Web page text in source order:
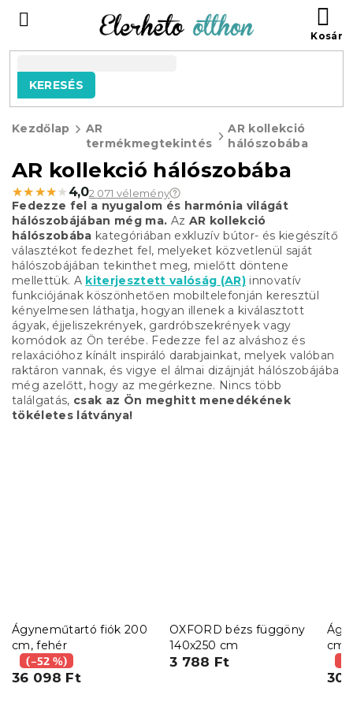
tartalomhoz
KERESÉS
Kezdőlap
AR
termékmegtekintés
AR kollekció
hálószobába
AR kollekció hálószobába
★★★★★
★★★★★ 4,02 071 vélemény
Fedezze fel a nyugalom és harmónia világát
hálószobájában még ma. Az AR kollekció
hálószobába kategóriában exkluzív bútor- és kiegészítő
választékot fedezhet fel, melyeket közvetlenül saját
hálószobájában tekinthet meg, mielőtt döntene
mellettük. A kiterjesztett valóság (AR) innovatív
funkciójának köszönhetően mobiltelefonján keresztül
kényelmesen láthatja, hogyan illenek a kiválasztott
ágyak, éjjeliszekrények, gardróbszekrények vagy
komódok az Ön terébe. Fedezze fel az alváshoz és
relaxációhoz kínált inspiráló darabjainkat, melyek valóban
raktáron vannak, és vigye el álmai dizájnját hálószobájába
még azelőtt, hogy az megérkezne. Nincs több
találgatás, csak az Ön meghitt menedékének
tökéletes látványa!
Ágyneműtartó fiók 200
cm, fehér
(–52 %)
36 098 Ft
OXFORD bézs függöny
140x250 cm
3 788 Ft
cm,
30